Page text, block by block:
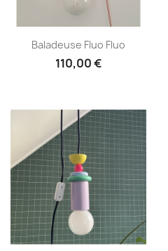
Aperçu rapide
Baladeuse Fluo Fluo
110,00 €